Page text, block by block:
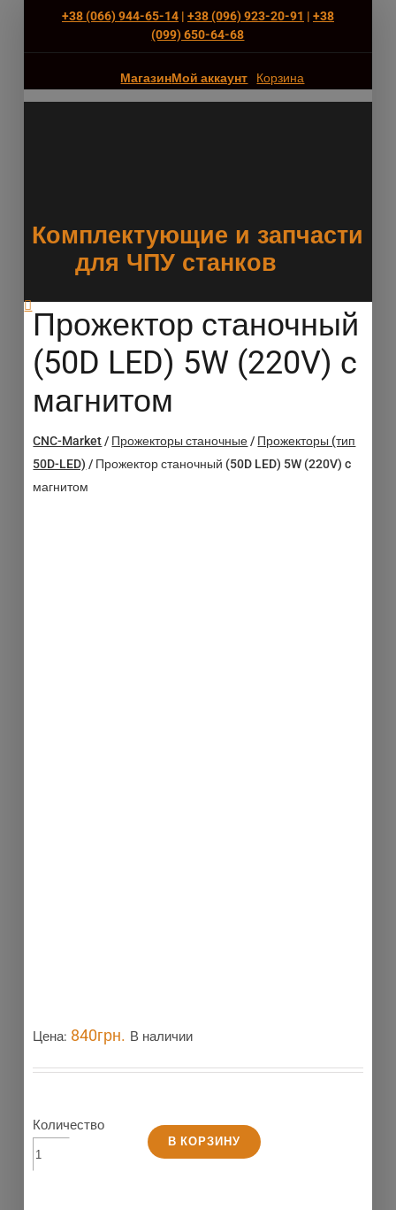
+38 (066) 944-65-14| +38 (096) 923-20-91 | +38
(‎099) 650-64-68
МагазинМой аккаунт Корзина
Комплектующие и запчасти
для ЧПУ станков
Прожектор станочный
(50D LED) 5W (220V) c
магнитом
CNC-Market/ Прожекторы станочные/ Прожекторы (тип
50D-LED) / Прожектор станочный (50D LED) 5W (220V) c
магнитом
Цена: 840грн. В наличии
Количество
В КОРЗИНУ